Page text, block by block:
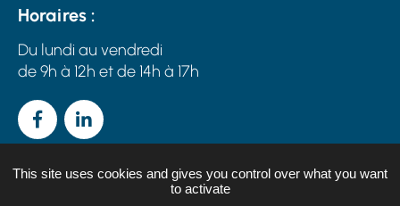
Horaires :
Du lundi au vendredi
de 9h à 12h et de 14h à 17h
FacebookLinkedin
This site uses cookies and gives you control over what you want
to activate